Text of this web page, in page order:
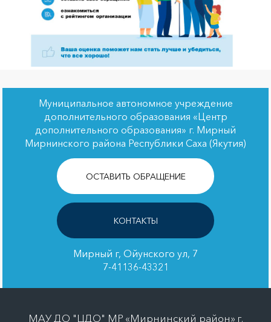
Муниципальное автономное учреждение
дополнительного образования «Центр
дополнительного образования» г. Мирный
Мирнинского района Республики Саха (Якутия)
ОСТАВИТЬ ОБРАЩЕНИЕ
КОНТАКТЫ
Мирный г, Ойунского ул, 7
7-41136-43321
МАУ ДО "ЦДО" МР «Мирнинский район» г.